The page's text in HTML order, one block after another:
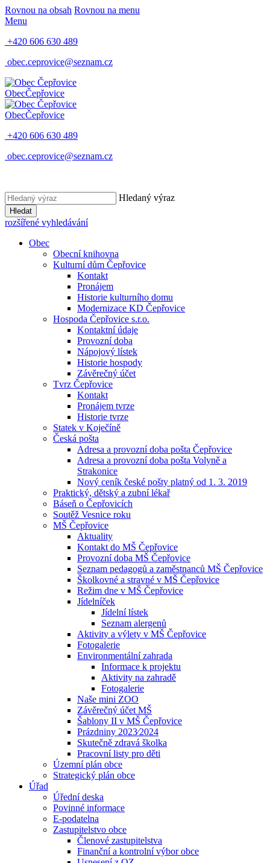
Rovnou na obsah Rovnou na menu
Menu
+420 606 630 489
obec.ceprovice@seznam.cz
ObecČepřovice
ObecČepřovice
+420 606 630 489
obec.ceprovice@seznam.cz
Hledaný výraz
Hledat
rozšířené vyhledávání
Obec
Obecní knihovna
Kulturní dům Čepřovice
Kontakt
Pronájem
Historie kulturního domu
Modernizace KD Čepřovice
Hospoda Čepřovice s.r.o.
Kontaktní údaje
Provozní doba
Nápojový lístek
Historie hospody
Závěrečný účet
Tvrz Čepřovice
Kontakt
Pronájem tvrze
Historie tvrze
Statek v Koječíně
Česká pošta
Adresa a provozní doba pošta Čepřovice
Adresa a provozní doba pošta Volyně a
Strakonice
Nový ceník české pošty platný od 1. 3. 2019
Praktický, dětský a zubní lékař
Báseň o Čepřovicích
Soutěž Vesnice roku
MŠ Čepřovice
Aktuality
Kontakt do MŠ Čepřovice
Provozní doba MŠ Čepřovice
Seznam pedagogů a zaměstnanců MŠ Čepřovice
Školkovné a stravné v MŠ Čepřovice
Režim dne v MŠ Čepřovice
Jídelníček
Jídelní lístek
Seznam alergenů
Aktivity a výlety v MŠ Čepřovice
Fotogalerie
Environmentální zahrada
Informace k projektu
Aktivity na zahradě
Fotogalerie
Naše mini ZOO
Závěrečný účet MŠ
Šablony II v MŠ Čepřovice
Prázdniny 2023⁄2024
Skutečně zdravá školka
Pracovní listy pro děti
Územní plán obce
Strategický plán obce
Úřad
Úřední deska
Povinné informace
E-podatelna
Zastupitelstvo obce
Členové zastupitelstva
Finanční a kontrolní výbor obce